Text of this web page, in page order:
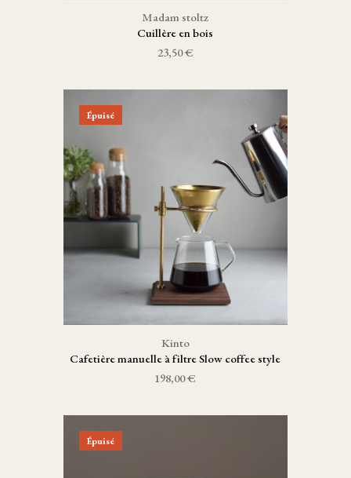
Madam stoltz
Cuillère en bois
23,50 €
Épuisé
Kinto
Cafetière manuelle à filtre Slow coffee style
198,00 €
Épuisé